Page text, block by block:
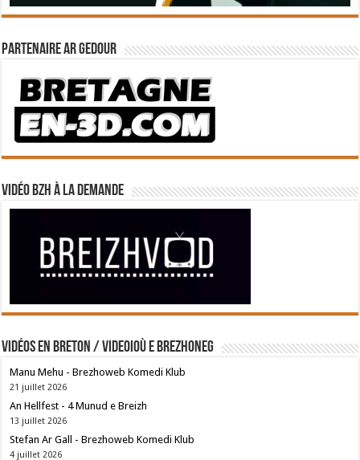
Partenaire Ar Gedour
Vidéo BZH à la demande
Vidéos en breton / Videoioù e brezhoneg
Manu Mehu - Brezhoweb Komedi Klub
21 juillet 2026
An Hellfest - 4 Munud e Breizh
13 juillet 2026
Stefan Ar Gall - Brezhoweb Komedi Klub
4 juillet 2026